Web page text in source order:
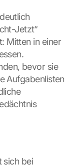
Jetzt“
Mitten in einer
bevor sie
Aufgabenlisten
sich bei